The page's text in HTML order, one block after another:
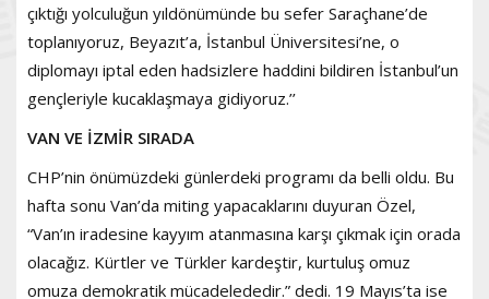
çıktığı yolculuğun yıldönümünde bu sefer Saraçhane’de
toplanıyoruz, Beyazıt’a, İstanbul Üniversitesi’ne, o
diplomayı iptal eden hadsizlere haddini bildiren İstanbul’un
gençleriyle kucaklaşmaya gidiyoruz.’’
VAN VE İZMİR SIRADA
CHP’nin önümüzdeki günlerdeki programı da belli oldu. Bu
hafta sonu Van’da miting yapacaklarını duyuran Özel,
“Van’ın iradesine kayyım atanmasına karşı çıkmak için orada
olacağız. Kürtler ve Türkler kardeştir, kurtuluş omuz
omuza demokratik mücadelededir.” dedi. 19 Mayıs’ta ise